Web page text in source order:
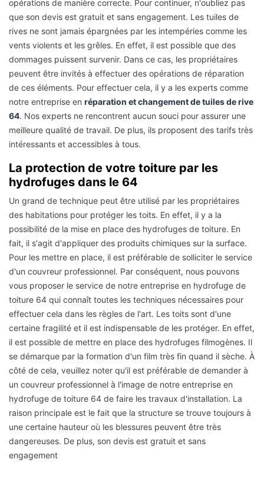
opérations de manière correcte. Pour continuer, n'oubliez pas
que son devis est gratuit et sans engagement. Les tuiles de
rives ne sont jamais épargnées par les intempéries comme les
vents violents et les grêles. En effet, il est possible que des
dommages puissent survenir. Dans ce cas, les propriétaires
peuvent être invités à effectuer des opérations de réparation
de ces éléments. Pour effectuer cela, il y a les experts comme
notre entreprise en réparation et changement de tuiles de rive
64. Nos experts ne rencontrent aucun souci pour assurer une
meilleure qualité de travail. De plus, ils proposent des tarifs très
intéressants et accessibles à tous.
La protection de votre toiture par les
hydrofuges dans le 64
Un grand de technique peut être utilisé par les propriétaires
des habitations pour protéger les toits. En effet, il y a la
possibilité de la mise en place des hydrofuges de toiture. En
fait, il s'agit d'appliquer des produits chimiques sur la surface.
Pour les mettre en place, il est préférable de solliciter le service
d'un couvreur professionnel. Par conséquent, nous pouvons
vous proposer le service de notre entreprise en hydrofuge de
toiture 64 qui connaît toutes les techniques nécessaires pour
effectuer cela dans les règles de l'art. Les toits sont d'une
certaine fragilité et il est indispensable de les protéger. En effet,
il est possible de mettre en place des hydrofuges filmogènes. Il
se démarque par la formation d'un film très fin quand il sèche. À
côté de cela, veuillez noter qu'il est préférable de demander à
un couvreur professionnel à l'image de notre entreprise en
hydrofuge de toiture 64 de faire les travaux d'installation. La
raison principale est le fait que la structure se trouve toujours à
une certaine hauteur où les blessures peuvent être très
dangereuses. De plus, son devis est gratuit et sans
engagement